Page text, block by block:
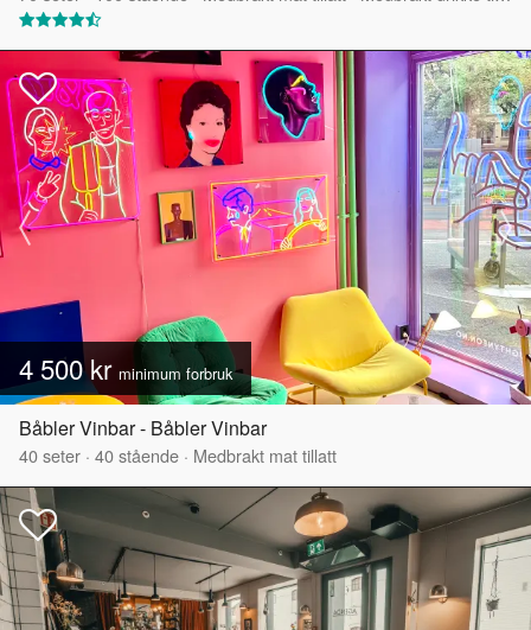
4 500 kr minimum forbruk
Båbler Vinbar - Båbler Vinbar
40seter · 40stående · Medbrakt mat tillatt